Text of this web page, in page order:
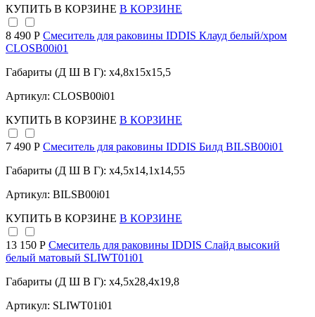
КУПИТЬ В КОРЗИНЕ В КОРЗИНЕ
8 490 Р Смеситель для раковины IDDIS Клауд белый/хром
CLOSB00i01
Габариты (Д Ш В Г): x4,8x15x15,5
Артикул: CLOSB00i01
КУПИТЬ В КОРЗИНЕ В КОРЗИНЕ
7 490 Р Смеситель для раковины IDDIS Билд BILSB00i01
Габариты (Д Ш В Г): x4,5x14,1x14,55
Артикул: BILSB00i01
КУПИТЬ В КОРЗИНЕ В КОРЗИНЕ
13 150 Р Смеситель для раковины IDDIS Слайд высокий
белый матовый SLIWT01i01
Габариты (Д Ш В Г): x4,5x28,4x19,8
Артикул: SLIWT01i01